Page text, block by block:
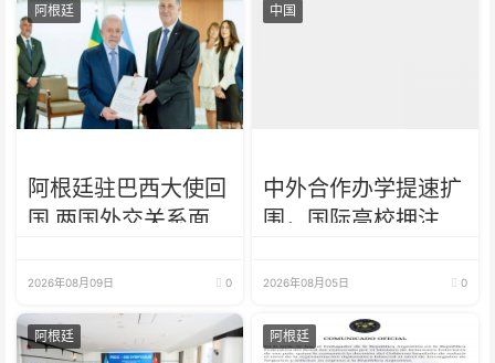
阿根廷
阿根廷驻巴西大使回
国 两国外交关系面
2026年08月09日 0
中国
中外合作办学提速扩
围，国际高校押注中
2026年08月05日 0
阿根廷 阿根廷